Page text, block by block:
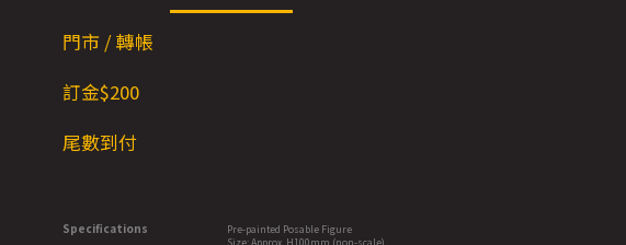
門市 / 轉帳
訂金$200
尾數到付
Specifications
Pre-painted Posable Figure